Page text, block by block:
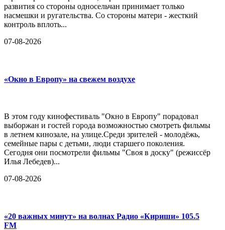
развития со стороны односельчан принимает только
насмешки и ругательства. Со стороны матери - жесткий
контроль вплоть...
07-08-2026
«Окно в Европу» на свежем воздухе
В этом году кинофестиваль "Окно в Европу" порадовал
выборжан и гостей города возможностью смотреть фильмы
в летнем кинозале, на улице.Среди зрителей - молодёжь,
семейные пары с детьми, люди старшего поколения.
Сегодня они посмотрели фильмы "Своя в доску" (режиссёр
Илья Лебедев)...
07-08-2026
«20 важных минут» на волнах Радио «Кириши» 105.5
FM